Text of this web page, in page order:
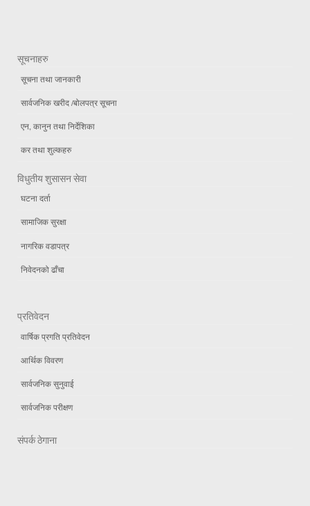
सूचनाहरु
सूचना तथा जानकारी
सार्वजनिक खरीद /बोलपत्र सूचना
एन, कानुन तथा निर्देशिका
कर तथा शुल्कहरु
विधुतीय शुसासन सेवा
घटना दर्ता
सामाजिक सुरक्षा
नागरिक वडापत्र
निवेदनको ढाँचा
प्रतिवेदन
वार्षिक प्रगति प्रतिवेदन
आर्थिक विवरण
सार्वजनिक सुनुवाई
सार्वजनिक परीक्षण
संपर्क ठेगाना